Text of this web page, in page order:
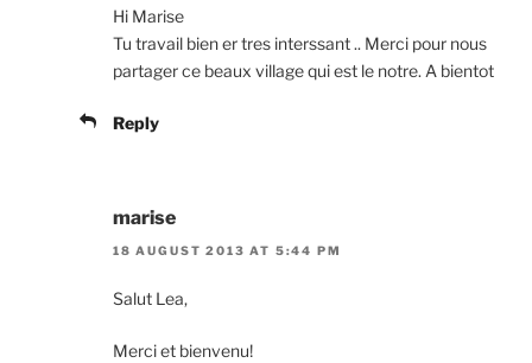
Hi Marise
Tu travail bien er tres interssant .. Merci pour nous
partager ce beaux village qui est le notre. A bientot
Reply
marise
18 AUGUST 2013 AT 5:44 PM
Salut Lea,
Merci et bienvenu!